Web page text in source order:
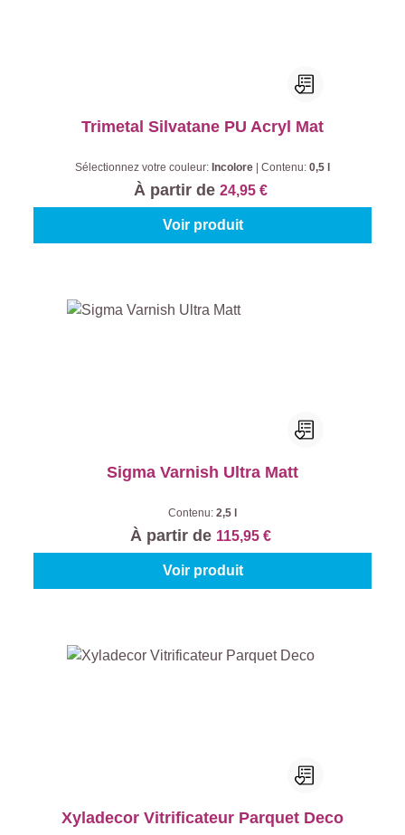
Trimetal Silvatane PU Acryl Mat
Sélectionnez votre couleur: Incolore Contenu: 0,5 l
À partir de 24,95 €
Voir produit
Sigma Varnish Ultra Matt
Contenu: 2,5 l
À partir de 115,95 €
Voir produit
Xyladecor Vitrificateur Parquet Deco